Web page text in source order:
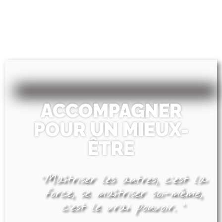
ACCOMPAGNER
POUR UN MIEUX-
ÊTRE
"Maîtriser les autres, c'est la
force, se maîtriser soi-même,
c'est le vrai pouvoir. "